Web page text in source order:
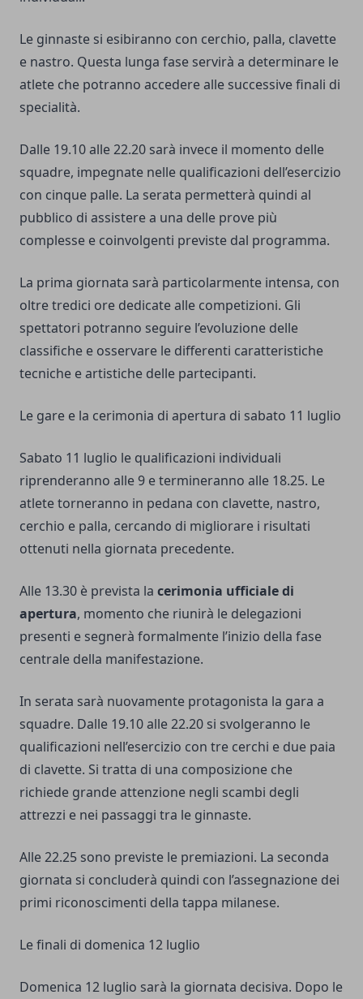
Le ginnaste si esibiranno con cerchio, palla, clavette
e nastro. Questa lunga fase servirà a determinare le
atlete che potranno accedere alle successive finali di
specialità.
Dalle 19.10 alle 22.20 sarà invece il momento delle
squadre, impegnate nelle qualificazioni dell’esercizio
con cinque palle. La serata permetterà quindi al
pubblico di assistere a una delle prove più
complesse e coinvolgenti previste dal programma.
La prima giornata sarà particolarmente intensa, con
oltre tredici ore dedicate alle competizioni. Gli
spettatori potranno seguire l’evoluzione delle
classifiche e osservare le differenti caratteristiche
tecniche e artistiche delle partecipanti.
Le gare e la cerimonia di apertura di sabato 11 luglio
Sabato 11 luglio le qualificazioni individuali
riprenderanno alle 9 e termineranno alle 18.25. Le
atlete torneranno in pedana con clavette, nastro,
cerchio e palla, cercando di migliorare i risultati
ottenuti nella giornata precedente.
Alle 13.30 è prevista la cerimonia ufficiale di
apertura, momento che riunirà le delegazioni
presenti e segnerà formalmente l’inizio della fase
centrale della manifestazione.
In serata sarà nuovamente protagonista la gara a
squadre. Dalle 19.10 alle 22.20 si svolgeranno le
qualificazioni nell’esercizio con tre cerchi e due paia
di clavette. Si tratta di una composizione che
richiede grande attenzione negli scambi degli
attrezzi e nei passaggi tra le ginnaste.
Alle 22.25 sono previste le premiazioni. La seconda
giornata si concluderà quindi con l’assegnazione dei
primi riconoscimenti della tappa milanese.
Le finali di domenica 12 luglio
Domenica 12 luglio sarà la giornata decisiva. Dopo le